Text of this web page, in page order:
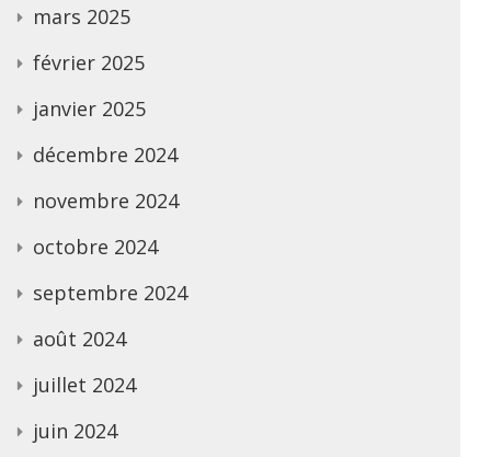
mars 2025
février 2025
janvier 2025
décembre 2024
novembre 2024
octobre 2024
septembre 2024
août 2024
juillet 2024
juin 2024